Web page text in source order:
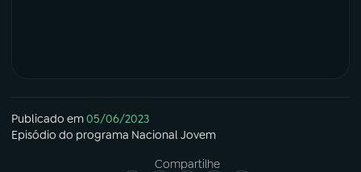
Publicado em05/06/2023
Episódio do programa Nacional Jovem
Compartilhe